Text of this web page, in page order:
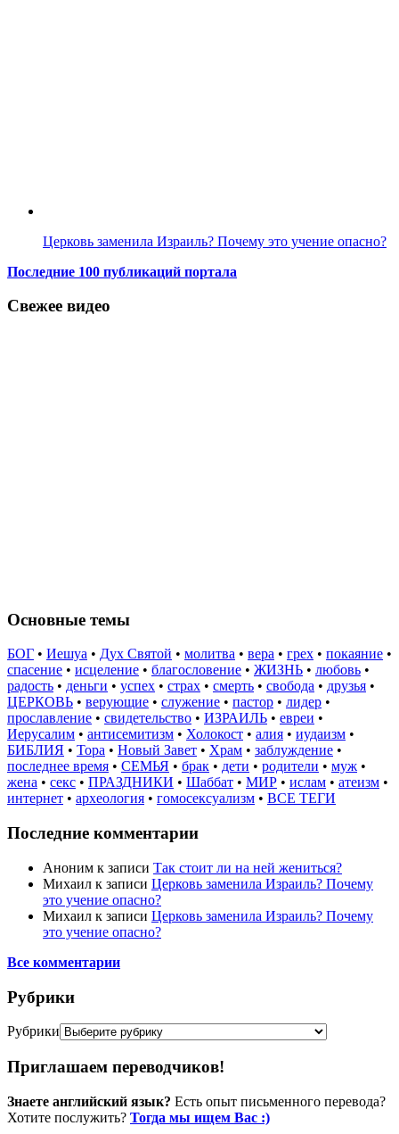
Церковь заменила Израиль? Почему это учение опасно?
Последние 100 публикаций портала
Свежее видео
Основные темы
БОГ • Иешуа • Дух Святой • молитва • вера • грех • покаяние •
спасение • исцеление • благословение • ЖИЗНЬ • любовь •
радость • деньги • успех • страх • смерть • свобода • друзья •
ЦЕРКОВЬ • верующие • служение • пастор • лидер •
прославление • свидетельство • ИЗРАИЛЬ • евреи •
Иерусалим • антисемитизм • Холокост • алия • иудаизм •
БИБЛИЯ • Тора • Новый Завет • Храм • заблуждение •
последнее время • СЕМЬЯ • брак • дети • родители • муж •
жена • секс • ПРАЗДНИКИ • Шаббат • МИР • ислам • атеизм •
интернет • археология • гомосексуализм • ВСЕ ТЕГИ
Последние комментарии
Аноним к записи Так стоит ли на ней жениться?
Михаил к записи Церковь заменила Израиль? Почему
это учение опасно?
Михаил к записи Церковь заменила Израиль? Почему
это учение опасно?
Все комментарии
Рубрики
Рубрики
Приглашаем переводчиков!
Знаете английский язык? Есть опыт письменного перевода?
Хотите послужить? Тогда мы ищем Вас :)